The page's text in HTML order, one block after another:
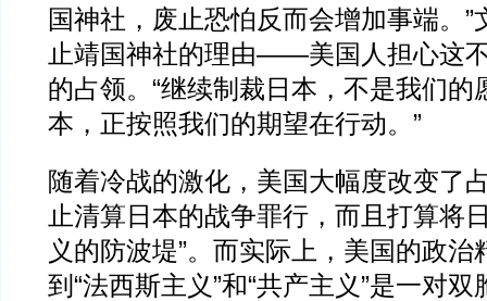
国神社，废止恐怕反而会增加事端。”
止靖国神社的理由——美国人担心这
的占领。“继续制裁日本，不是我们的
本，正按照我们的期望在行动。”
随着冷战的激化，美国大幅度改变了
止清算日本的战争罪行，而且打算将
义的防波堤”。而实际上，美国的政治
到“法西斯主义”和“共产主义”是一对